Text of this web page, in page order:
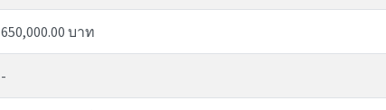
650,000.00 บาท
-